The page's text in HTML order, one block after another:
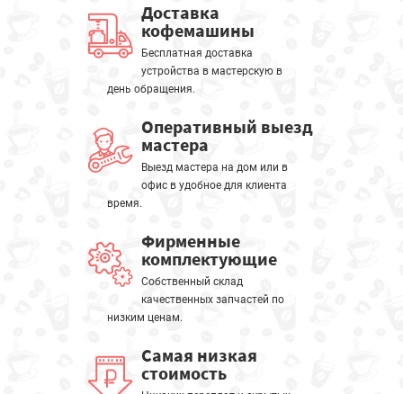
Доставка
кофемашины
Бесплатная доставка
устройства в мастерскую в
день обращения.
Оперативный выезд
мастера
Выезд мастера на дом или в
офис в удобное для клиента
время.
Фирменные
комплектующие
Собственный склад
качественных запчастей по
низким ценам.
Самая низкая
стоимость